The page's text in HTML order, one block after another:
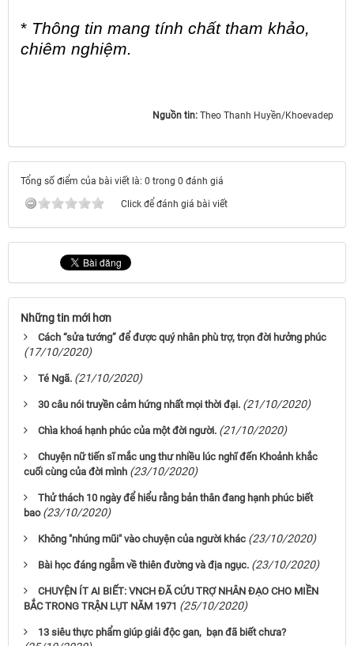
* Thông tin mang tính chất tham khảo,
chiêm nghiệm.
Nguồn tin: Theo Thanh Huyền/Khoevadep
Tổng số điểm của bài viết là: 0 trong 0 đánh giá
Click để đánh giá bài viết
Những tin mới hơn
Cách “sửa tướng” để được quý nhân phù trợ, trọn đời hưởng phúc
(17/10/2020)
Té Ngã. (21/10/2020)
30 câu nói truyền cảm hứng nhất mọi thời đại. (21/10/2020)
Chìa khoá hạnh phúc của một đời người. (21/10/2020)
Chuyện nữ tiến sĩ mắc ung thư nhiều lúc nghĩ đến Khoảnh khắc
cuối cùng của đời mình (23/10/2020)
Thử thách 10 ngày để hiểu rằng bản thân đang hạnh phúc biết
bao (23/10/2020)
Không "nhúng mũi" vào chuyện của người khác (23/10/2020)
Bài học đáng ngẫm về thiên đường và địa ngục. (23/10/2020)
CHUYỆN ÍT AI BIẾT: VNCH ĐÃ CỨU TRỢ NHÂN ĐẠO CHO MIỀN
BẮC TRONG TRẬN LỤT NĂM 1971 (25/10/2020)
13 siêu thực phẩm giúp giải độc gan, bạn đã biết chưa?